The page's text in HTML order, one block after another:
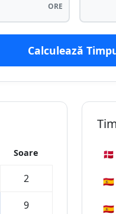
ORE
Calculează
Soare
2
9
🇩🇰
🇪🇸
🇪🇸